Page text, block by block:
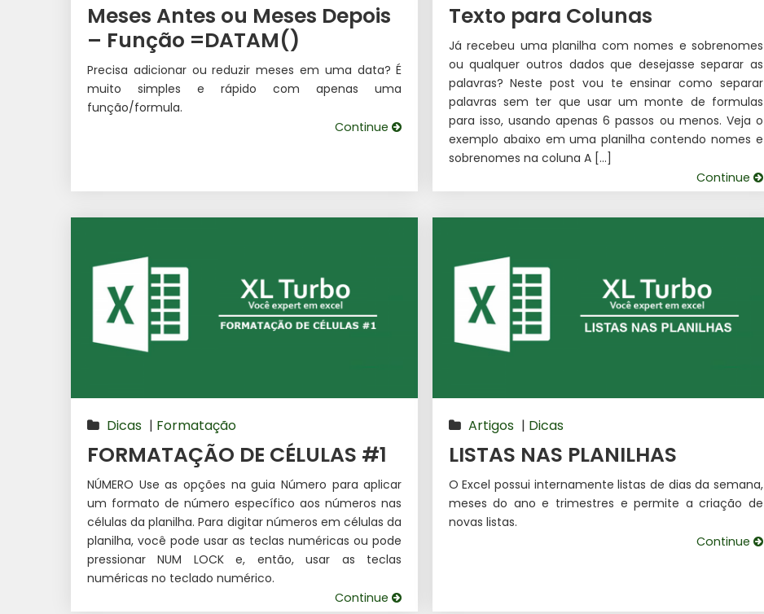
Meses Antes ou Meses Depois
– Função =DATAM()
Precisa adicionar ou reduzir meses em uma data? É
muito simples e rápido com apenas uma
função/formula.
Continue
Texto para Colunas
Já recebeu uma planilha com nomes e sobrenomes
ou qualquer outros dados que desejasse separar as
palavras? Neste post vou te ensinar como separar
palavras sem ter que usar um monte de formulas
para isso, usando apenas 6 passos ou menos. Veja o
exemplo abaixo em uma planilha contendo nomes e
sobrenomes na coluna A […]
Continue
Dicas | Formatação
FORMATAÇÃO DE CÉLULAS #1
NÚMERO Use as opções na guia Número para aplicar
um formato de número específico aos números nas
células da planilha. Para digitar números em células da
planilha, você pode usar as teclas numéricas ou pode
pressionar NUM LOCK e, então, usar as teclas
numéricas no teclado numérico.
Continue
Artigos | Dicas
LISTAS NAS PLANILHAS
O Excel possui internamente listas de dias da semana,
meses do ano e trimestres e permite a criação de
novas listas.
Continue